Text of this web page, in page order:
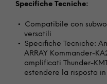
Specifiche Tecniche:
Compatibile con
versatili
Specifiche Tecniche:
ARRAY Kommander-
amplificati Thunder-
estendere la risposta in